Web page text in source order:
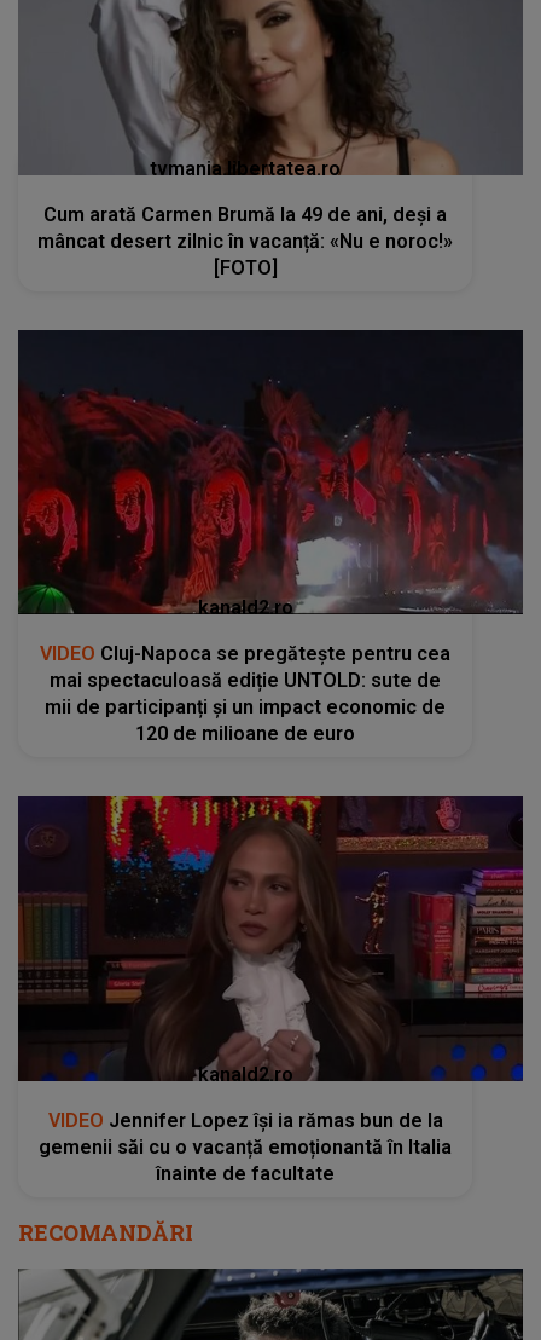
tvmania.libertatea.ro
Cum arată Carmen Brumă la 49 de ani, deși a
mâncat desert zilnic în vacanță: «Nu e noroc!»
[FOTO]
kanald2.ro
VIDEO Cluj-Napoca se pregătește pentru cea
mai spectaculoasă ediție UNTOLD: sute de
mii de participanți și un impact economic de
120 de milioane de euro
kanald2.ro
VIDEO Jennifer Lopez își ia rămas bun de la
gemenii săi cu o vacanță emoționantă în Italia
înainte de facultate
RECOMANDĂRI